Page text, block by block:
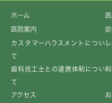
ホーム
医院案内
カスタマーハラスメントについ
て
歯科技工士との連携体制につい
て
アクセス